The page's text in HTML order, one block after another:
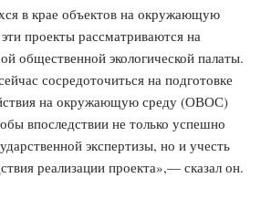
в крае объектов на окружающую
проекты рассматриваются на
общественной экологической палаты.
сосредоточиться на подготовке
на окружающую среду (ОВОС)
впоследствии не только успешно
экспертизы, но и учесть
реализации проекта»,— сказал он.